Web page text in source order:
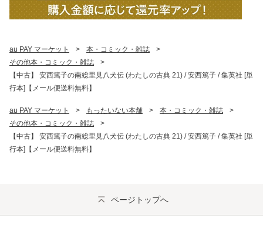
au PAY マーケット > 本・コミック・雑誌
>
その他本・コミック・雑誌
>
【中古】 安西篤子の南総里見八犬伝 (わたしの古典 21) / 安西篤子 / 集英社 [単
行本]【メール便送料無料】
au PAY マーケット > もったいない本舗 > 本・コミック・雑誌
>
その他本・コミック・雑誌
>
【中古】 安西篤子の南総里見八犬伝 (わたしの古典 21) / 安西篤子 / 集英社 [単
行本]【メール便送料無料】
ページトップへ